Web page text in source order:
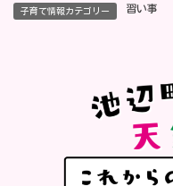
子育て情報カテゴリー 習い事